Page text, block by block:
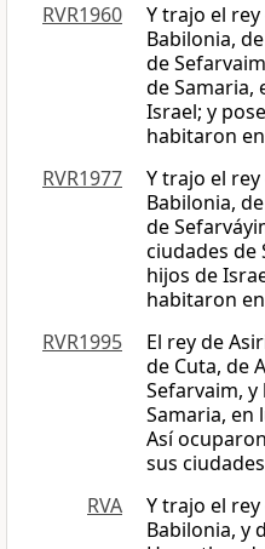
RVR1960
Y trajo el
Babilonia,
de
de Samaria,
Israel; y
habitaron
RVR1977
Y trajo el
Babilonia,
de
ciudades de
hijos de
habitaron
RVR1995
El rey de
de Cuta, de
Sefarvaim,
Samaria, en
Así
sus
RVA
Y trajo el
Babilonia, y